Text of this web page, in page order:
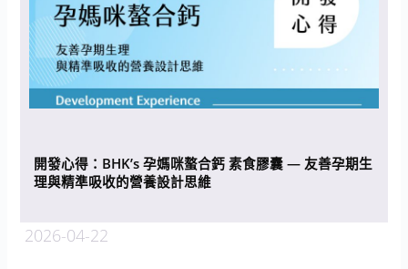
開發心得：BHK’s 孕媽咪螯合鈣 素食膠囊 — 友善孕期生
理與精準吸收的營養設計思維
2026-04-22